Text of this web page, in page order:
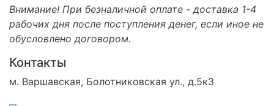
Внимание! При безналичной оплате - доставка 1-4
рабочих дня после поступления денег, если иное не
обусловлено договором.
Контакты
м. Варшавская, Болотниковская ул., д.5к3